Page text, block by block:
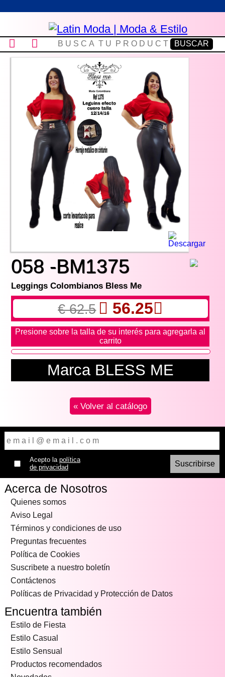
058 -BM1375
Leggings Colombianos Bless Me
€ 62.5 56.25
Presione sobre la talla de su interés para agregarla al
carrito
Marca BLESS ME
« Volver al catálogo
Acepto la política
de privacidad
Acerca de Nosotros
Quienes somos
Aviso Legal
Términos y condiciones de uso
Preguntas frecuentes
Política de Cookies
Suscribete a nuestro boletín
Contáctenos
Políticas de Privacidad y Protección de Datos
Encuentra también
Estilo de Fiesta
Estilo Casual
Estilo Sensual
Productos recomendados